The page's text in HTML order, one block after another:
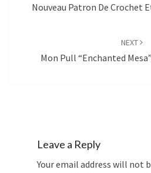
Nouveau Patron De Crochet
NEXT
Mon Pull “Enchanted
Leave a Reply
Your email address will not